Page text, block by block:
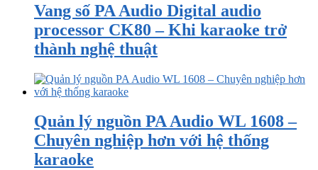
Vang số PA Audio Digital audio
processor CK80 – Khi karaoke trở
thành nghệ thuật
Quản lý nguồn PA Audio WL 1608 –
Chuyên nghiệp hơn với hệ thống
karaoke